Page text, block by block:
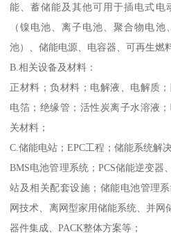
能、蓄储能及其他可用于插电式电
（镍电池、离子电池、聚合物电
池）、储能电源、电容器、可再生燃
B.相关设备及材料：
正材料；负材料；电解液、电解质
电箔；绝缘管；活性炭离子水溶液
关材料；
C.储能电站；EPC工程；储能系统解
BMS电池管理系统；PCS储能逆变器
站及相关配套设施；储能电池管理
网技术、离网型家用储能系统、并网
器件集成、PACK整体方案等；